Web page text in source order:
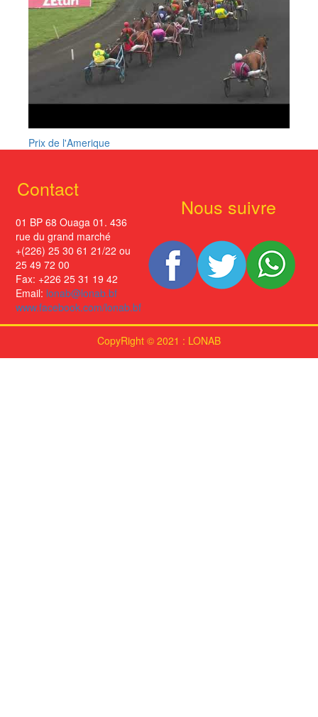
Prix de l'Amerique
Contact
01 BP 68 Ouaga 01. 436
rue du grand marché
+(226) 25 30 61 21/22 ou
25 49 72 00
Fax: +226 25 31 19 42
Email: lonab@lonab.bf
www.facebook.com/lonab.bf
Nous suivre
CopyRight © 2021 : LONAB